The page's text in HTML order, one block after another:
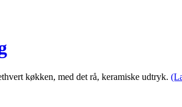
køkken, med det rå, keramiske udtryk.